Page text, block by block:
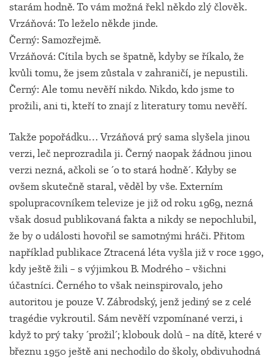
starám hodně. To vám možná řekl někdo zlý člověk.
Vrzáňová: To leželo někde jinde.
Černý: Samozřejmě.
Vrzáňová: Cítila bych se špatně, kdyby se říkalo, že
kvůli tomu, že jsem zůstala v zahraničí, je nepustili.
Černý: Ale tomu nevěří nikdo. Nikdo, kdo jsme to
prožili, ani ti, kteří to znají z literatury tomu nevěří.
Takže popořádku… Vrzáňová prý sama slyšela jinou
verzi, leč neprozradila ji. Černý naopak žádnou jinou
verzi nezná, ačkoli se ´o to stará hodně´. Kdyby se
ovšem skutečně staral, věděl by vše. Externím
spolupracovníkem televize je již od roku 1969, nezná
však dosud publikovaná fakta a nikdy se nepochlubil,
že by o události hovořil se samotnými hráči. Přitom
například publikace Ztracená léta vyšla již v roce 1990,
kdy ještě žili – s výjimkou B. Modrého – všichni
účastníci. Černého to však neinspirovalo, jeho
autoritou je pouze V. Zábrodský, jenž jediný se z celé
tragédie vykroutil. Sám nevěří vzpomínané verzi, i
když to prý taky ´prožil´; klobouk dolů – na dítě, které v
březnu 1950 ještě ani nechodilo do školy, obdivuhodná